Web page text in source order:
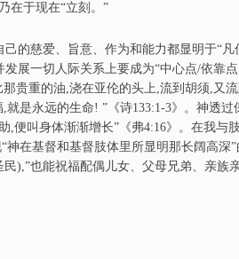
在于现在“立刻。”
的慈爱、旨意、作为和能力都显明于“凡
展一切人际关系上要成为“中心点/依靠
贵重的油,浇在亚伦的头上,流到胡须,又
是永远的生命! ”《诗133:1-3》。神透过
便叫身体渐渐增长”《弗4:16》。在我与
在基督和基督肢体里所显明那长阔高深
),”也能祝福配偶儿女、父母兄弟、亲族亲